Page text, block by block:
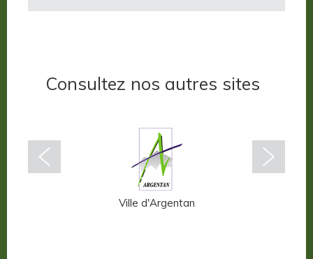
Consultez nos autres sites
Ville d'Argentan